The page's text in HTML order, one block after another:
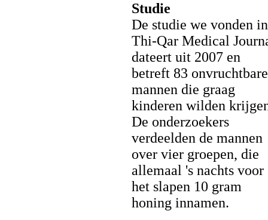
Studie
De studie we vonden in
Thi-Qar Medical
dateert uit 2007 en
betreft 83 onvruchtbare
mannen die graag
kinderen wilden
De onderzoekers
verdeelden de mannen
over vier groepen, die
allemaal 's nachts voor
het slapen 10 gram
honing innamen.